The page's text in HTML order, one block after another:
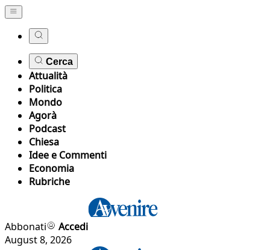
Cerca
Attualità
Politica
Mondo
Agorà
Podcast
Chiesa
Idee e Commenti
Economia
Rubriche
Abbonati
Accedi
August 8, 2026